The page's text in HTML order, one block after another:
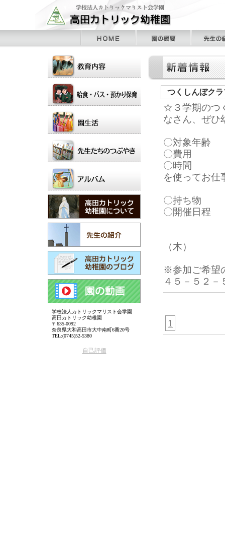
学校法人カトリックマリスト会学園
高田カトリック幼稚園
〒635-0092
奈良県大和高田市大中南町6番20号
TEL:(0745)52-5380
自己評価
つくしんぼク
☆３学期のつ
なさん、ぜひ
〇対象年齢
〇費用 １
〇時間 １
を使ってお仕
〇持ち物 上
〇開催日
（木
※参加ご希望
４５－５２－
1